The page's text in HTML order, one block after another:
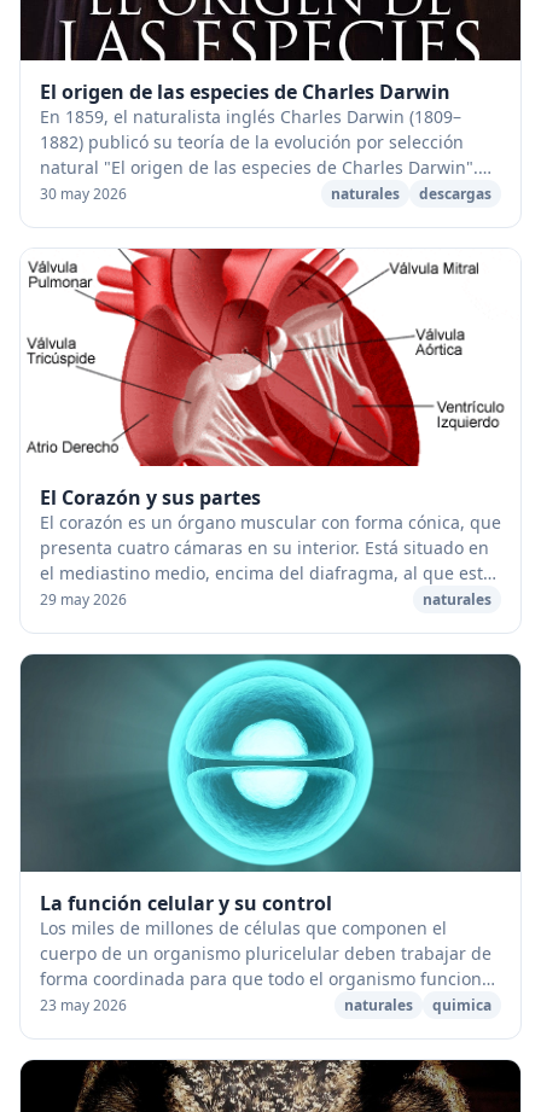
El origen de las especies de Charles Darwin
En 1859, el naturalista inglés Charles Darwin (1809–
1882) publicó su teoría de la evolución por selección
natural "El origen de las especies de Charles Darwin".
Basada en años de observación cuidadosa...
30 may 2026 naturales descargas
El Corazón y sus partes
El corazón es un órgano muscular con forma cónica, que
presenta cuatro cámaras en su interior. Está situado en
el mediastino medio, encima del diafragma, al que está
unido por varios ligamentos. [capt...
29 may 2026 naturales
La función celular y su control
Los miles de millones de células que componen el
cuerpo de un organismo pluricelular deben trabajar de
forma coordinada para que todo el organismo funcione
adecuadamente. La función de una célula indi...
23 may 2026 naturales quimica